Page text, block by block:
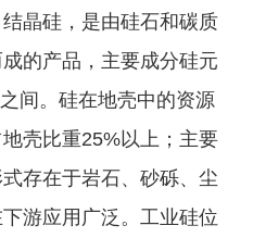
晶硅，是由硅石和碳质
的产品，主要成分硅元
间。硅在地壳中的资源
壳比重25%以上；主要
存在于岩石、砂砾、尘
游应用广泛。工业硅位